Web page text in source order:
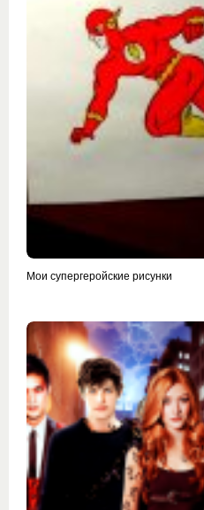
Мои супергеройские рисунки